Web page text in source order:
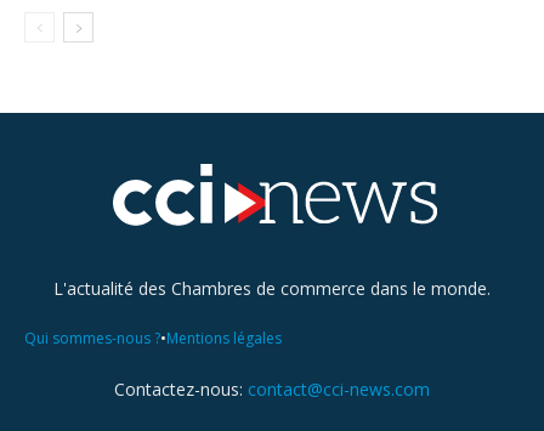
L'actualité des Chambres de commerce dans le monde.
Qui sommes-nous ?•Mentions légales
Contactez-nous: contact@cci-news.com